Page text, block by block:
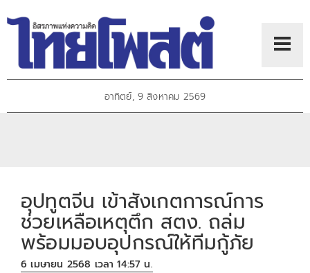
อาทิตย์, 9 สิงหาคม 2569
อุปทูตจีน เข้าสังเกตการณ์การ
ช่วยเหลือเหตุตึก สตง. ถล่ม
พร้อมมอบอุปกรณ์ให้ทีมกู้ภัย
6 เมษายน 2568 เวลา 14:57 น.